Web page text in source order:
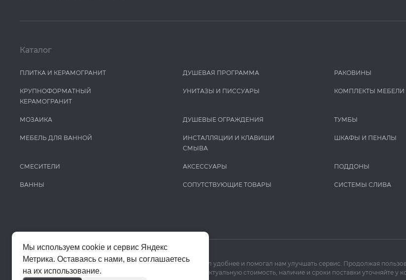
Каталог
ПЛИТКА И КЕРАМОГРАНИТ
КРУПНОФОРМАТНЫЙ
КЕРАМОГРАНИТ
МОЗАИКА
МЕБЕЛЬ ДЛЯ ВАННОЙ
СМЕСИТЕЛИ
ВАННЫ
ДУШЕВАЯ ПРОГРАММА
УНИТАЗЫ И ПИCCУАРЫ
ДУШЕВЫЕ ОГРАЖДЕНИЯ
ИНСТАЛЛЯЦИИ И КЛАВИШИ
СМЫВА
АКСЕССУАРЫ
СОПУТСТВУЮЩИЕ ТОВАРЫ
РАКОВИНЫ
КОМПЛЕКТЫ МЕБЕЛИ
ТУМБЫ
ШКАФЫ И ПЕНАЛЫ
ПОДДОНЫ
СИСТЕМЫ СЛИВА
Мы используем cookie и Яндекс Метрику, чтобы сайт работал удобнее и помогал нам улучшать сервис. Продолжая
Цены на сайте помогают ориентироваться в ассортименте. Актуальную стоимость, наличие и сроки поставки уточняйте у
Мы используем cookie и сервис Яндекс
Метрика. Оставаясь с нами, вы соглашаетесь
на их использование.